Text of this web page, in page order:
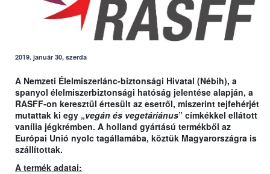
2019. január 30, szerda
A Nemzeti Élelmiszerlánc-biztonsági Hivatal (Nébih), a
spanyol élelmiszerbiztonsági hatóság jelentése alapján, a
RASFF-on keresztül értesült az esetről, miszerint tejfehérjét
mutattak ki egy „vegán és vegetáriánus” címkékkel ellátott
vanília jégkrémben. A holland gyártású termékből az
Európai Unió nyolc tagállamába, köztük Magyarországra is
szállítottak.
A termék adatai: